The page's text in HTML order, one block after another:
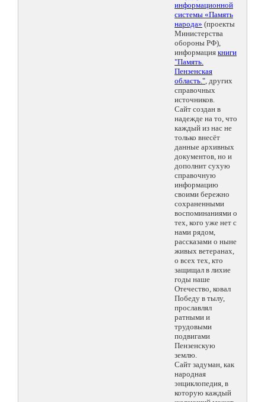
информационной
системы «Память
народа» (проекты
Министерства
обороны РФ),
информация книги
"Память.
Пензенская
область.", других
справочных
источников.
Сайт создан в
надежде на то, что
каждый из нас не
только внесёт
данные архивных
документов, но и
дополнит сухую
справочную
информацию
своими бережно
сохраненными
воспоминаниями о
тех, кого уже нет с
нами рядом,
рассказами о ныне
живых ветеранах,
о всех тех, кто
защищал в лихие
годы наше
Отечество, ковал
Победу в тылу,
прославлял
ратными и
трудовыми
подвигами
Пензенскую
землю.
Сайт задуман, как
народная
энциклопедия, в
которую каждый